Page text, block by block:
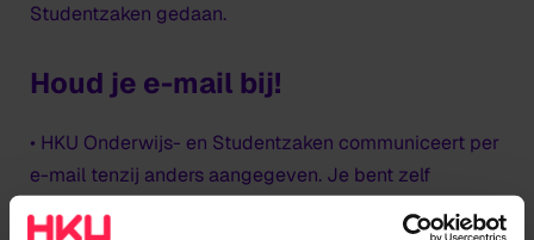
Studentzaken gedaan.
Houd je e-mail bij!
• HKU Onderwijs- en Studentzaken communiceert per
e-mail tenzij anders aangegeven. Je bent zelf